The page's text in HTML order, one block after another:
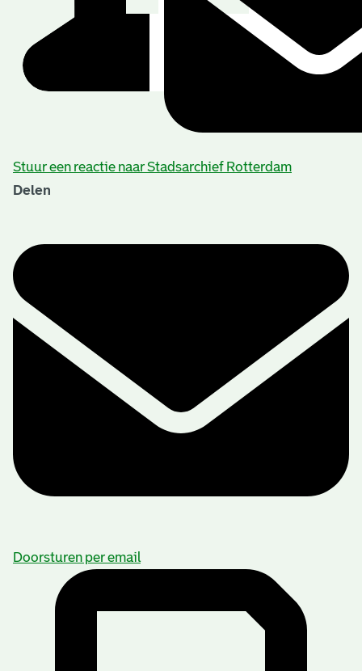
Stuur een reactie naar Stadsarchief Rotterdam
Delen
Doorsturen per email